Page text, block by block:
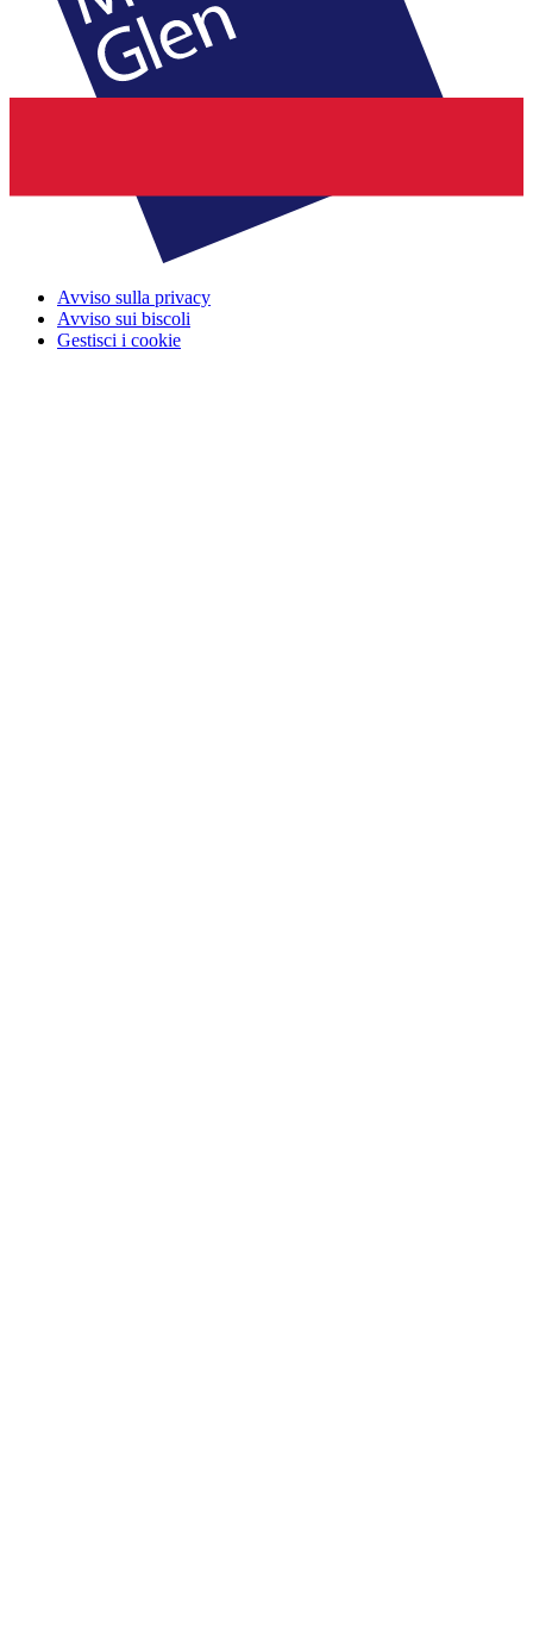
Avviso sulla privacy
Avviso sui biscoli
Gestisci i cookie